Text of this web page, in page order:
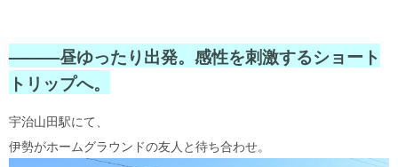
———昼ゆったり出発。感性を刺激するショート
トリップへ。
宇治山田駅にて、
伊勢がホームグラウンドの友人と待ち合わせ。